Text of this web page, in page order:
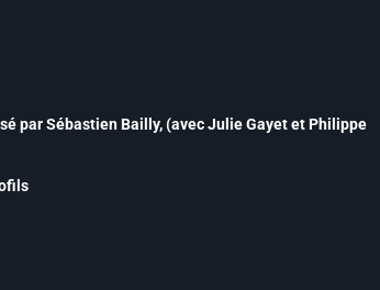
par Sébastien Bailly,(avec Julie Gayet et Philippe